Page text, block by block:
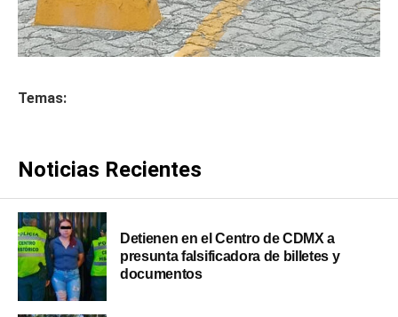
Temas:
Noticias Recientes
Detienen en el Centro de CDMX a
presunta falsificadora de billetes y
documentos